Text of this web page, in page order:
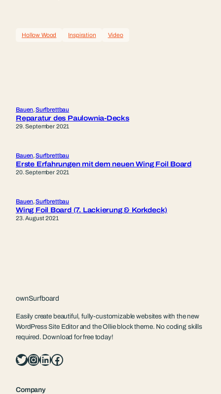
Hollow Wood Inspiration Video
Bauen, Surfbrettbau
Reparatur des Paulownia-Decks
29. September 2021
Bauen, Surfbrettbau
Erste Erfahrungen mit dem neuen Wing Foil Board
20. September 2021
Bauen, Surfbrettbau
Wing Foil Board (7. Lackierung & Korkdeck)
23. August 2021
ownSurfboard
Easily create beautiful, fully-customizable websites with the new
WordPress Site Editor and the Ollie block theme. No coding skills
required. Download for free today!
Twitter InstagramLinkedIn Facebook
Company